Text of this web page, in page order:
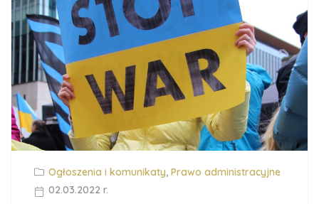
Ogłoszenia i komunikaty, Prawo administracyjne
02.03.2022 r.